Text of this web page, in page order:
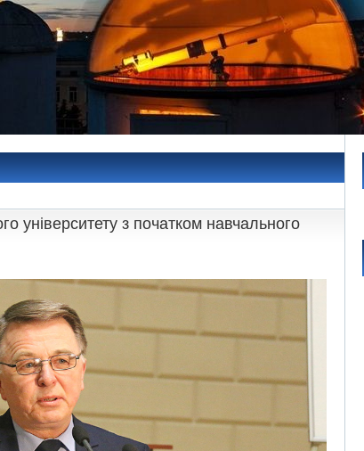
університету з початком навчального